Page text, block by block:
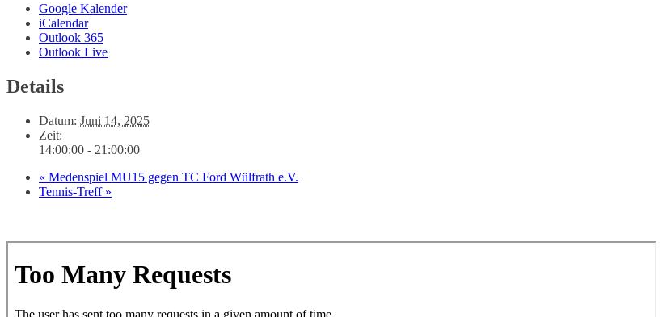
Google Kalender
iCalendar
Outlook 365
Outlook Live
Details
Datum: Juni 14, 2025
Zeit:
14:00:00 - 21:00:00
« Medenspiel MU15 gegen TC Ford Wülfrath e.V.
Tennis-Treff »